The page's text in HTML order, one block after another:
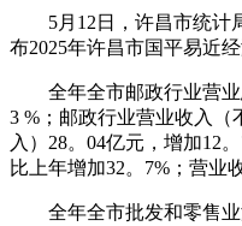
5月12日，许昌市统计
布2025年许昌市国平易近
全年全市邮政行业营业
3 %；邮政行业营业收入（
入）28。04亿元，增加12
比上年增加32。7%；营业
全年全市批发和零售业